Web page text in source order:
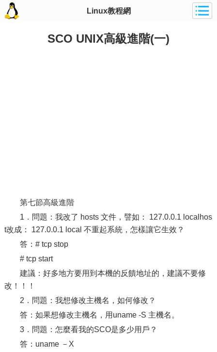
Linux教程網
SCO UNIX高級進階(一)
第七節高級進階
1．問題：我改了 hosts 文件，譬如： 127.0.0.1 localhos
t改成： 127.0.0.1 local 不重起系統，怎樣讓它生效？
答：# tcp stop
# tcp start
建議：好多地方要用到本機的反饋地址的，建議不要修
改！！！
2．問題：我想修改主機名，如何修改？
答：如果想修改主機名，用uname -S 主機名。
3．問題：怎麼看我的SCO是多少用戶？
答：uname －X